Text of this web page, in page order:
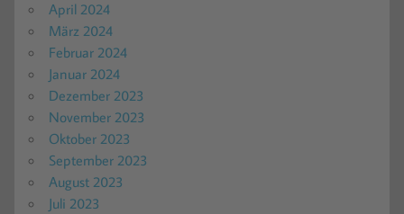
April 2024
März 2024
Februar 2024
Januar 2024
Dezember 2023
November 2023
Oktober 2023
September 2023
August 2023
Juli 2023